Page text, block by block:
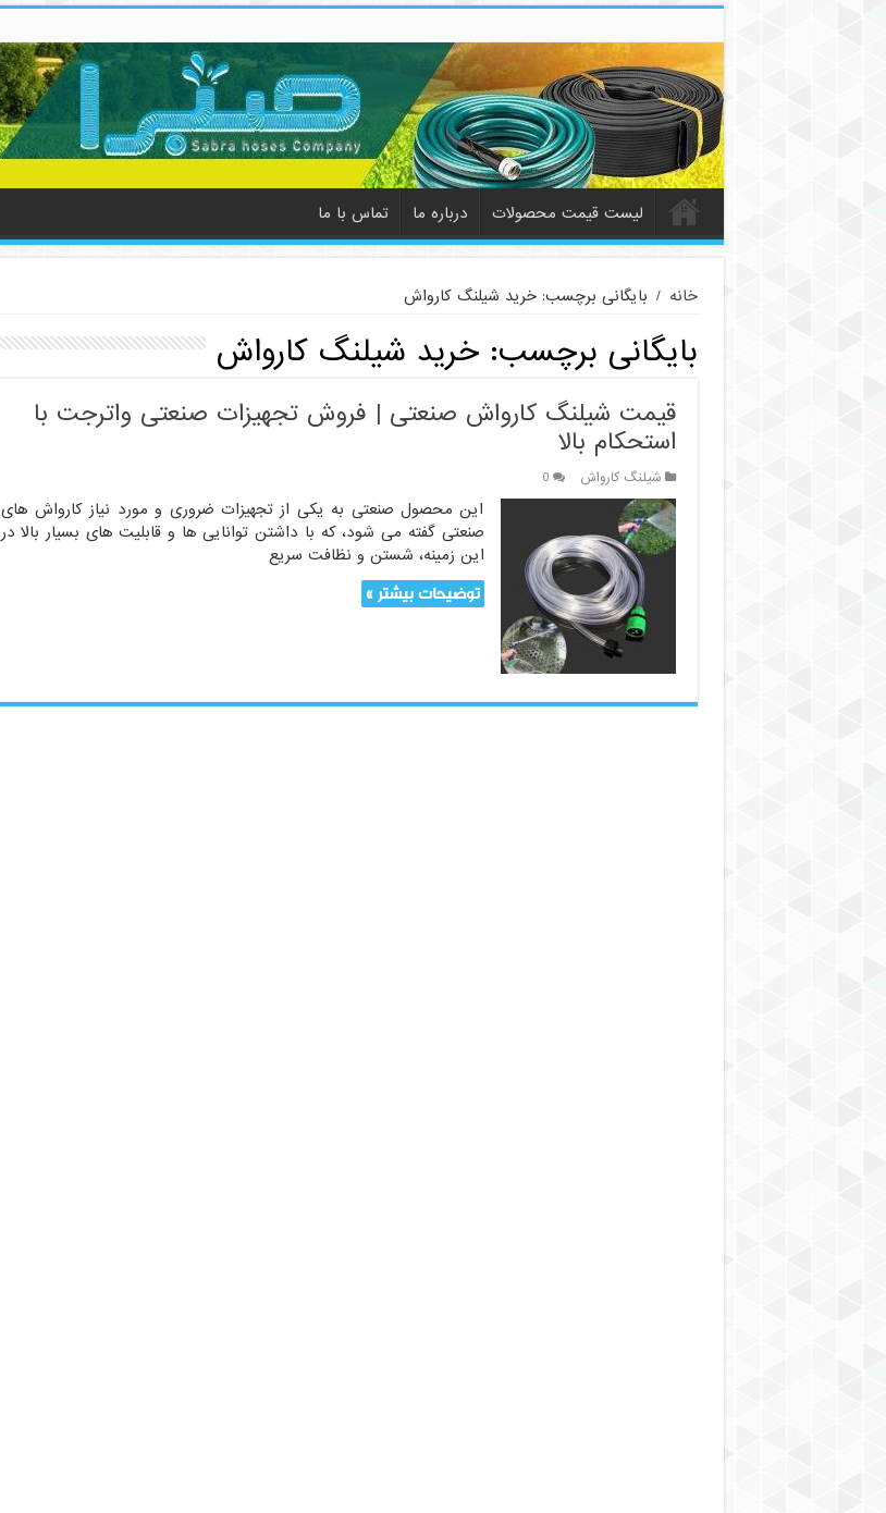
لیست قیمت محصولات درباره ما تماس با ما
خانه / بایگانی برچسب: خرید شیلنگ کارواش
بایگانی برچسب:خرید شیلنگ کارواش
قیمت شیلنگ کارواش صنعتی | فروش تجهیزات صنعتی واترجت با
استحکام بالا
شیلنگ کارواش 0
این محصول صنعتی به یکی از تجهیزات ضروری و مورد نیاز کارواش های
صنعتی گفته می شود، که با داشتن توانایی ها و قابلیت های بسیار بالا در
این زمینه، شستن و نظافت سریع
توضیحات بیشتر »